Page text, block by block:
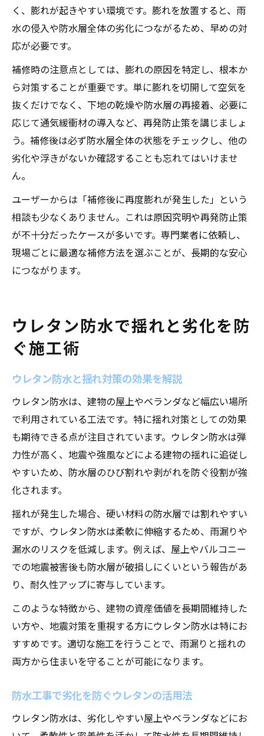
く、膨れが起きやすい環境です。膨れを放置すると、雨
水の侵入や防水層全体の劣化につながるため、早めの対
応が必要です。
補修時の注意点としては、膨れの原因を特定し、根本か
ら対策することが重要です。単に膨れを切開して空気を
抜くだけでなく、下地の乾燥や防水層の再接着、必要に
応じて通気緩衝材の導入など、再発防止策を講じましょ
う。補修後は必ず防水層全体の状態をチェックし、他の
劣化や浮きがないか確認することも忘れてはいけませ
ん。
ユーザーからは「補修後に再度膨れが発生した」という
相談も少なくありません。これは原因究明や再発防止策
が不十分だったケースが多いです。専門業者に依頼し、
現場ごとに最適な補修方法を選ぶことが、長期的な安心
につながります。
ウレタン防水で揺れと劣化を防
ぐ施工術
ウレタン防水と揺れ対策の効果を解説
ウレタン防水は、建物の屋上やベランダなど幅広い場所
で利用されている工法です。特に揺れ対策としての効果
も期待できる点が注目されています。ウレタン防水は弾
力性が高く、地震や強風などによる建物の揺れに追従し
やすいため、防水層のひび割れや剥がれを防ぐ役割が強
化されます。
揺れが発生した場合、硬い材料の防水層では割れやすい
ですが、ウレタン防水は柔軟に伸縮するため、雨漏りや
漏水のリスクを低減します。例えば、屋上やバルコニー
での地震被害後も防水層が破損しにくいという報告があ
り、耐久性アップに寄与しています。
このような特徴から、建物の資産価値を長期間維持した
い方や、地震対策を重視する方にウレタン防水は特にお
すすめです。適切な施工を行うことで、雨漏りと揺れの
両方から住まいを守ることが可能になります。
防水工事で劣化を防ぐウレタンの活用法
ウレタン防水は、劣化しやすい屋上やベランダなどにお